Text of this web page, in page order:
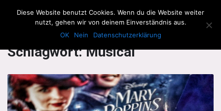
The Howling Men
Schlagwort:Musical
Diese Website benutzt Cookies. Wenn du die Website weiter
nutzt, gehen wir von deinem Einverständnis aus.
OK
Nein Datenschutzerklärung